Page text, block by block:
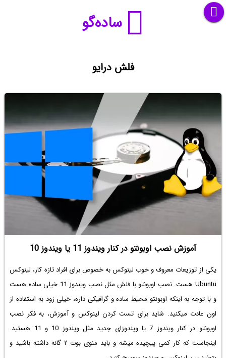
ساده‌گو
فلش درایو
آموزش نصب اوبونتو در کنار ویندوز 11 یا ویندوز 10
یکی از توزیعات معروف و خوب لینوکس به خصوص برای افراد تازه کار، لینوکس
Ubuntu هست.
نصب اوبونتو با فلش
مثل نصب ویندوز 11 خیلی ساده هست
و با توجه به اینکه اوبونتو محیط ساده و گرافیکی داره، خیلی زود به استفاده از
اون عادت میکنید. شاید برای تست کردن لینوکس و آموزش، به فکر نصب
اوبونتو در کنار ویندوز 7
یا ویندوزای جدید مثل ویندوز 10 و 11 هستید.
اینجاست که کار کمی پیچیده میشه و باید منوی بوت ۲ گانه داشته باشید و